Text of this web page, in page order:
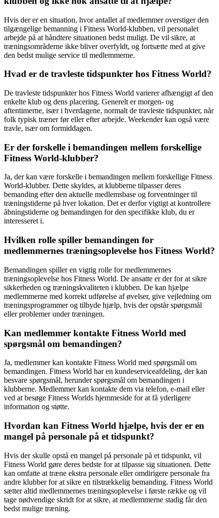
Hvis der er en situation, hvor antallet af medlemmer overstiger den
tilgængelige bemanning i Fitness World-klubben, vil personalet
arbejde på at håndtere situationen bedst muligt. De vil sikre, at
træningsområderne ikke bliver overfyldt, og fortsætte med at give
den bedst mulige service til medlemmerne.
Hvad er de travleste tidspunkter hos Fitness World?
De travleste tidspunkter hos Fitness World varierer afhængigt af den
enkelte klub og dens placering. Generelt er morgen- og
aftentimerne, især i hverdagene, normalt de travleste tidspunkter, når
folk typisk træner før eller efter arbejde. Weekender kan også være
travle, især om formiddagen.
Er der forskelle i bemandingen mellem forskellige
Fitness World-klubber?
Ja, der kan være forskelle i bemandingen mellem forskellige Fitness
World-klubber. Dette skyldes, at klubberne tilpasser deres
bemanding efter den aktuelle medlemsbase og forventninger til
træningstiderne på hver lokation. Det er derfor vigtigt at kontrollere
åbningstiderne og bemandingen for den specifikke klub, du er
interesseret i.
Hvilken rolle spiller bemandingen for
medlemmernes træningsoplevelse hos Fitness World?
Bemandingen spiller en vigtig rolle for medlemmernes
træningsoplevelse hos Fitness World. De ansatte er der for at sikre
sikkerheden og træningskvaliteten i klubben. De kan hjælpe
medlemmerne med korrekt udførelse af øvelser, give vejledning om
træningsprogrammer og tilbyde hjælp, hvis der opstår spørgsmål
eller problemer under træningen.
Kan medlemmer kontakte Fitness World med
spørgsmål om bemandingen?
Ja, medlemmer kan kontakte Fitness World med spørgsmål om
bemandingen. Fitness World har en kundeserviceafdeling, der kan
besvare spørgsmål, herunder spørgsmål om bemandingen i
klubberne. Medlemmer kan kontakte dem via telefon, e-mail eller
ved at besøge Fitness Worlds hjemmeside for at få yderligere
information og støtte.
Hvordan kan Fitness World hjælpe, hvis der er en
mangel på personale på et tidspunkt?
Hvis der skulle opstå en mangel på personale på et tidspunkt, vil
Fitness World gøre deres bedste for at tilpasse sig situationen. Dette
kan omfatte at træne ekstra personale eller omdirigere personale fra
andre klubber for at sikre en tilstrækkelig bemanding. Fitness World
sætter altid medlemmernes træningsoplevelse i første række og vil
tage nødvendige skridt for at sikre, at medlemmerne stadig får den
bedst mulige træning.